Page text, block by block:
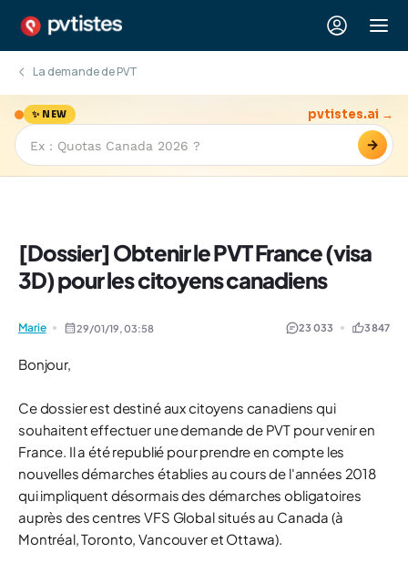
La demande de PVT
✨ NEW
→
pvtistes.ai →
[Dossier] Obtenir le PVT France (visa
3D) pour les citoyens canadiens
Marie 29/01/19,03:58 23 033 3 847
Bonjour,
Ce dossier est destiné aux citoyens canadiens qui
souhaitent effectuer une demande de PVT pour venir en
France. Il a été republié pour prendre en compte les
nouvelles démarches établies au cours de l'années 2018
qui impliquent désormais des démarches obligatoires
auprès des centres VFS Global situés au Canada (à
Montréal, Toronto, Vancouver et Ottawa).